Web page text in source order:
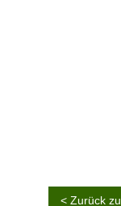
< Zurück zu